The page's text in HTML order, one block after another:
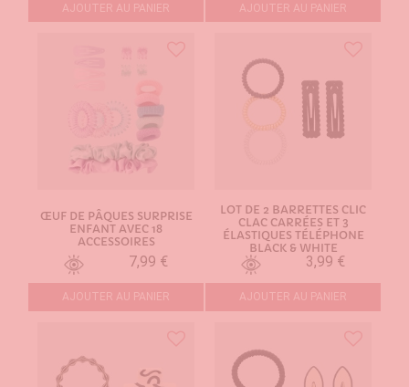
AJOUTER AU PANIER AJOUTER AU PANIER
ŒUF DE PÂQUES SURPRISE
ENFANT AVEC 18
ACCESSOIRES
7,99 €
AJOUTER AU PANIER
LOT DE 2 BARRETTES CLIC
CLAC CARRÉES ET 3
ÉLASTIQUES TÉLÉPHONE
BLACK & WHITE
3,99 €
AJOUTER AU PANIER